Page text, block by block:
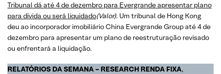
Tribunal dá até 4 de dezembro para Evergrande apresentar plano
para dívida ou será liquidado(Valor). Um tribunal de Hong Kong
deu ao incorporador imobiliário China Evergrande Group até 4 de
dezembro para apresentar um plano de reestruturação revisado
ou enfrentará a liquidação.
RELATÓRIOS DA SEMANA – RESEARCH RENDA FIXA,